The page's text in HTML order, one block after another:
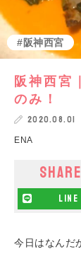
グルメ
阪神西宮
阪神西宮
のみ！
2020.08.01
ENA
line
今日はなんだ